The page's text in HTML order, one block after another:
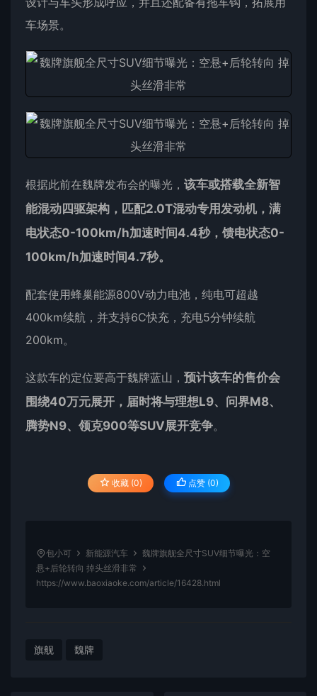
车场景。
根据此前在魏牌发布会的曝光， 该车或搭载全新智
能混动四驱架构，匹配2.0T混动专用发动机，满
电状态0-100km/h加速时间4.4秒，馈电状态0-
100km/h加速时间4.7秒。
配套使用蜂巢能源800V动力电池，纯电可超越
400km续航，并支持6C快充，充电5分钟续航
200km。
这款车的定位要高于魏牌蓝山， 预计该车的售价会
围绕40万元展开，届时将与理想L9、问界M8、
腾势N9、领克900等SUV展开竞争。
收藏 (0) 点赞 (0)
包小可 新能源汽车
魏牌旗舰全尺寸SUV细节曝光：空
悬+后轮转向 掉头丝滑非常
https://www.baoxiaoke.com/article/16428.html
旗舰 魏牌